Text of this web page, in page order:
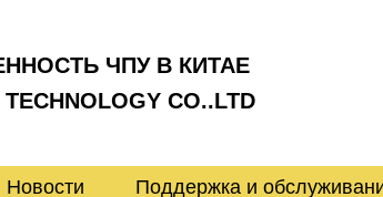
ЧПУ В КИТАЕ
CO..LTD
Новости Поддержка и